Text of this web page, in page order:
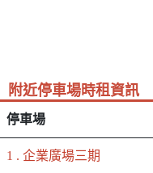
附近停車場時租資訊
停車場
1 . 企業廣場三期